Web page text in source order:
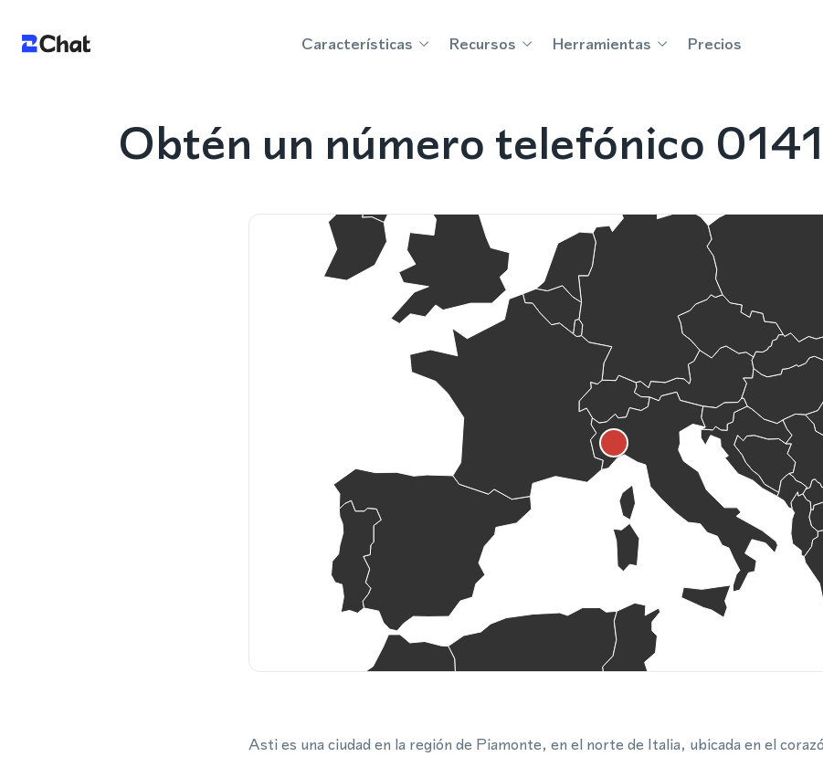
Características Recursos Herramientas Precios
Obtén un número telefónico
Asti es una ciudad en la región de Piamonte, en el norte de Italia, ubicada en el